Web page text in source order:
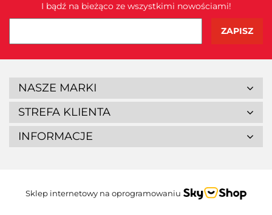
I bądź na bieżąco ze wszystkimi nowościami!
NASZE MARKI
STREFA KLIENTA
INFORMACJE
Sklep internetowy na oprogramowaniu